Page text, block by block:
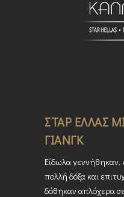
ΣΤΑΡ ΕΛΛΑΣ
ΓΙΑΝΓΚ
Είδωλα γεννήθηκαν,
πολλή δόξα και
δόθηκαν απλόχερα